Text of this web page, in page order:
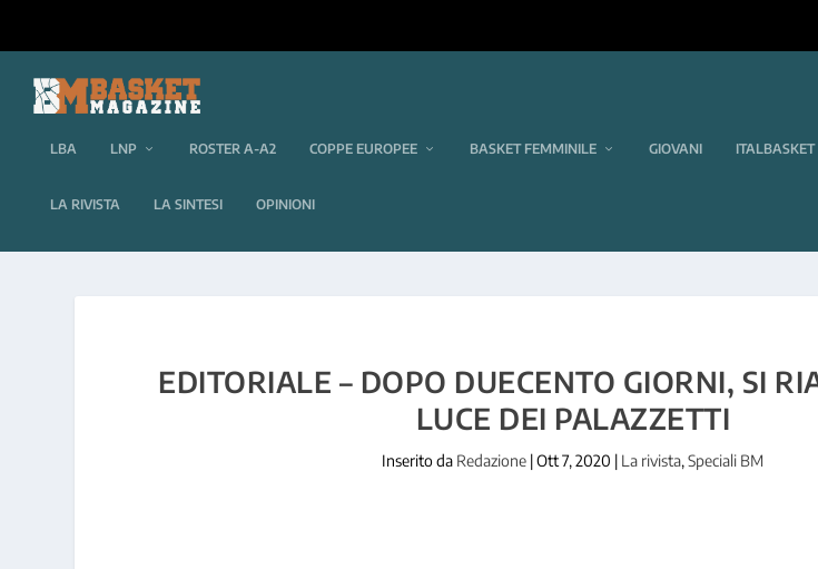
LBA LNP ROSTER A-A2 COPPE EUROPEE BASKET FEMMINILE GIOVANI ITALBASKET
LA RIVISTA LA SINTESI OPINIONI
EDITORIALE – DOPO DUECENTO GIORNI, SI
LUCE DEI PALAZZETTI
Inserito da Redazione |Ott 7, 2020 | La rivista,Speciali BM